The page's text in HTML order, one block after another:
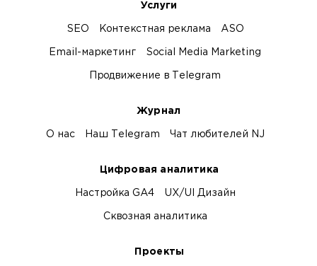
Услуги
SEO Контекстная реклама ASO
Email-маркетинг Social Media Marketing
Продвижение в Telegram
Журнал
О нас Наш Telegram Чат любителей NJ
Цифровая аналитика
Настройка GA4 UX/UI Дизайн
Сквозная аналитика
Проекты